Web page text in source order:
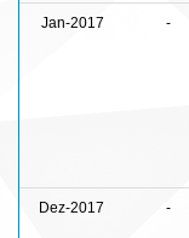
Jan-2017 -
Dez-2017 -